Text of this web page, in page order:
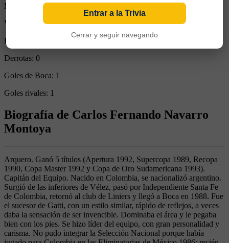
Minutos Disputados:
Victorias:
Empates:
Derrotas: 0
Goles de Boca: 1
Goles rivales: 1
Biografía de Carlos Fernando Navarro
Montoya
Arquero. Ganó 5 títulos (Apertura 1992, Supercopa 1989, Recopa
1990, Copa Master 1992 y Copa de Oro Sudamericana 1993).
Capitán del Equipo. Nacido en Colombia, se nacionalizó argentino.
Surgió de las inferiores de Vélez, pasó por Independiente Santa Fe
de Colombia, retornó al club de Liniers y llegó a Boca en 1988. Fue
el sucesor de Gatti, con un estilo similar, rápido de reflejos, a veces
daba la sensación de ser invencible. Dominaba el área y le pegaba
bien con los pies. Se hizo líder del equipo, con gran personalidad y
carisma. No pudo integrar la Selección Nacional porque había
Entrar a la Trivia
Cerrar y seguir navegando